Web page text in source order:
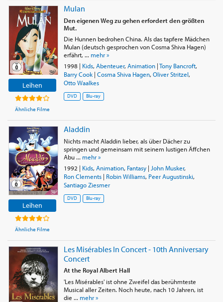
Leihen
Ähnliche Filme
Mulan
Den eigenen Weg zu gehen erfordert den größten
Mut.
Die Hunnen bedrohen China. Als das tapfere Mädchen
Mulan (deutsch gesprochen von Cosma Shiva Hagen)
erfährt, ... mehr »
1998| Kids, Abenteuer, Animation|Tony Bancroft,
Barry Cook| Cosma Shiva Hagen, Oliver Stritzel,
Otto Waalkes
DVD Blu-ray
Leihen
Ähnliche Filme
Aladdin
Nichts macht Aladdin lieber, als über Dächer zu
springen und gemeinsam mit seinem lustigen Äffchen
Abu ... mehr »
1992 | Kids, Animation, Fantasy| John Musker,
Ron Clements| Robin Williams, Peer Augustinski,
Santiago Ziesmer
DVD Blu-ray
Les Misérables In Concert - 10th Anniversary
Concert
At the Royal Albert Hall
'Les Misérables' ist ohne Zweifel das berühmteste
Musical aller Zeiten. Noch heute, nach 10 Jahren, ist
die ... mehr »